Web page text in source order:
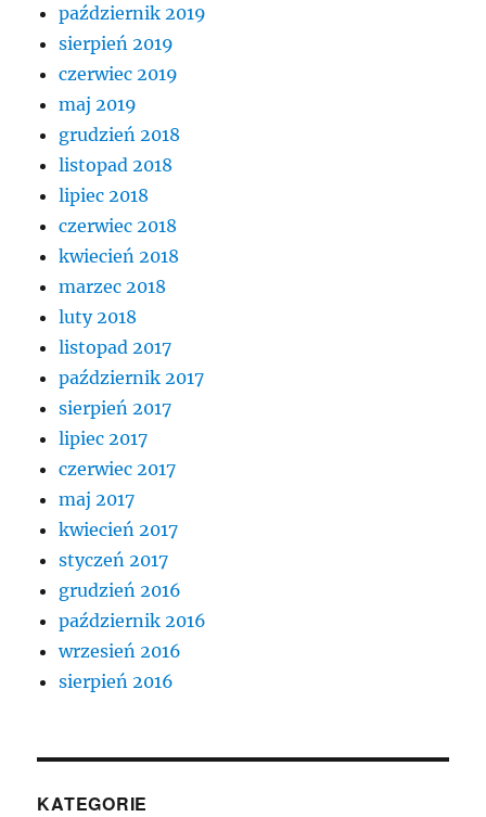
październik 2019
sierpień 2019
czerwiec 2019
maj 2019
grudzień 2018
listopad 2018
lipiec 2018
czerwiec 2018
kwiecień 2018
marzec 2018
luty 2018
listopad 2017
październik 2017
sierpień 2017
lipiec 2017
czerwiec 2017
maj 2017
kwiecień 2017
styczeń 2017
grudzień 2016
październik 2016
wrzesień 2016
sierpień 2016
KATEGORIE